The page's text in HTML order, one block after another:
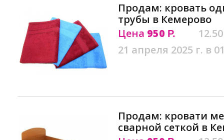
Продам: кровать
трубы в Кемерово
Цена 950 Р.
21 апреля 2025 г. в
Продам: кровати
сварной сеткой в